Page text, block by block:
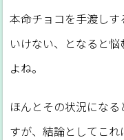
本命チョコを手渡し
いけない、となると
よね。
ほんとその状況にな
すが、結論としてこ